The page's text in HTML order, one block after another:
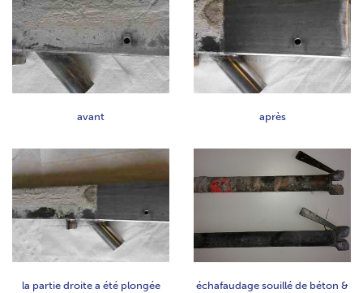
avant après
la partie droite a été plongée
échafaudage souillé de béton &